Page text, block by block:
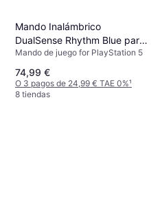
Mando Inalámbrico
DualSense Rhythm Blue para
PS5
Mando de juego for PlayStation 5
74,99 €
O 3 pagos de 24,99 € TAE 0%¹
8 tiendas